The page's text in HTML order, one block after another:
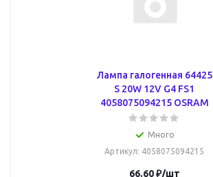
Лампа галогенная 64425
S 20W 12V G4 FS1
4058075094215 OSRAM
Много
Артикул: 4058075094215
66.60₽/шт